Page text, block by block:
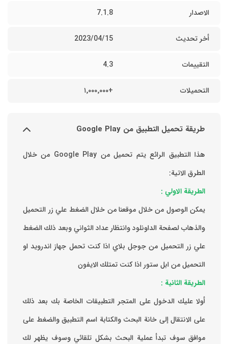
الاصدار 7.1.8
أخر تحديث 15‏/04‏/2023
التقييمات 4.3
التحميلات +١٬٠٠٠٬٠٠٠
طريقة تحميل التطبيق من Google Play
هذا التطبيق الرائع يتم تحميل من Google Play من خلال
الطرق الاتية:
الطريقة الاولي :
يمكن الوصول من خلال موقعنا من خلال الضغط علي زر التحميل
والذهاب لصفحة الداونلود وانتظار عداد الثواني وبعد ذلك الضغط
علي زر التحميل من جوجل بلاي اذا كنت تحمل جهاز اندرويد او
التحميل من ابل ستور اذا كنت تمتلك الايفون
الطريقة الثانية :
‏أولا عليك الدخول على المتجر التطبيقات الخاصة بك ‏بعد ذلك
على الانتقال إلى خانة البحث والكتابة اسم التطبيق والضغط على
موافق ‏سوف تبدأ عملية البحث بشكل تلقائي وسوف يظهر لك